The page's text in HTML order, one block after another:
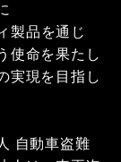
製品を通じ
使命を果たし
実現を目指し
自動車盗難